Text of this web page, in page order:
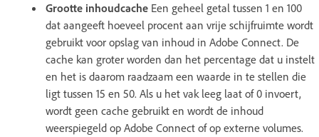
Grootte inhoudcache Een geheel getal tussen 1 en 100
dat aangeeft hoeveel procent aan vrije schijfruimte wordt
gebruikt voor opslag van inhoud in Adobe Connect. De
cache kan groter worden dan het percentage dat u instelt
en het is daarom raadzaam een waarde in te stellen die
ligt tussen 15 en 50. Als u het vak leeg laat of 0 invoert,
wordt geen cache gebruikt en wordt de inhoud
weerspiegeld op Adobe Connect of op externe volumes.